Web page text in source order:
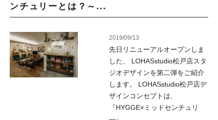
ンチュリーとは？～...
2019/09/13
先日リニューアルオープンしま
した、 LOHASstudio松戸店スタ
ジオデザインを第二弾をご紹介
します。 LOHASstudio松戸店デ
ザインコンセプトは、
『HYGGE×ミッドセンチュリ